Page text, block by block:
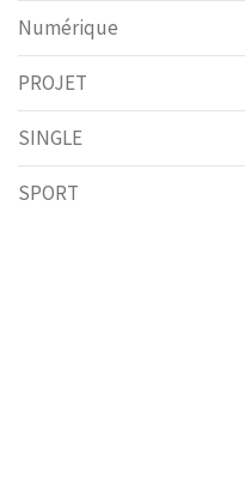
Numérique
PROJET
SINGLE
SPORT